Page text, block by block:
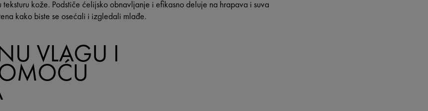
kože. Podstiče ćelijsko obnavljanje i efikasno deluje na hrapava i suva
kako biste se osećali i izgledali mlađe.
VLAGU I